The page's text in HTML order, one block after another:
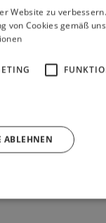
ersten
Website zu
von Cookies gemäß
ABLEHNEN